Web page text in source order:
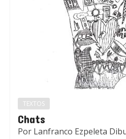
TEXTOS
Chats
Por Lanfranco Ezpeleta